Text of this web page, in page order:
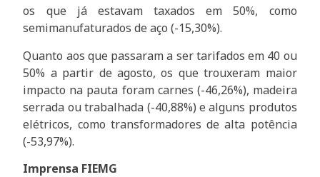
os que já estavam taxados em 50%, como
semimanufaturados de aço (-15,30%).
Quanto aos que passaram a ser tarifados em 40 ou
50% a partir de agosto, os que trouxeram maior
impacto na pauta foram carnes (-46,26%), madeira
serrada ou trabalhada (-40,88%) e alguns produtos
elétricos, como transformadores de alta potência
(-53,97%).
Imprensa FIEMG